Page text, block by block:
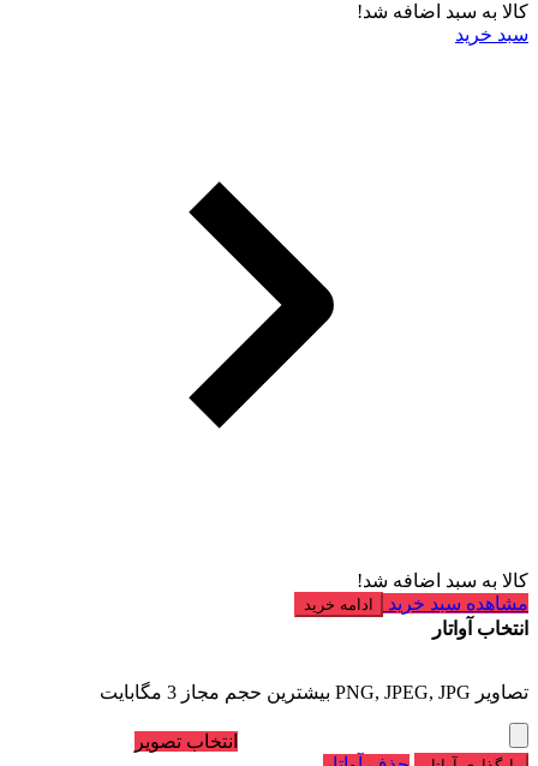
کالا به سبد اضافه شد!
سبد خرید
کالا به سبد اضافه شد!
مشاهده سبد خرید
ادامه خرید
انتخاب آواتار
تصاویر PNG, JPEG, JPG بیشترین حجم مجاز 3 مگابایت
انتخاب تصویر